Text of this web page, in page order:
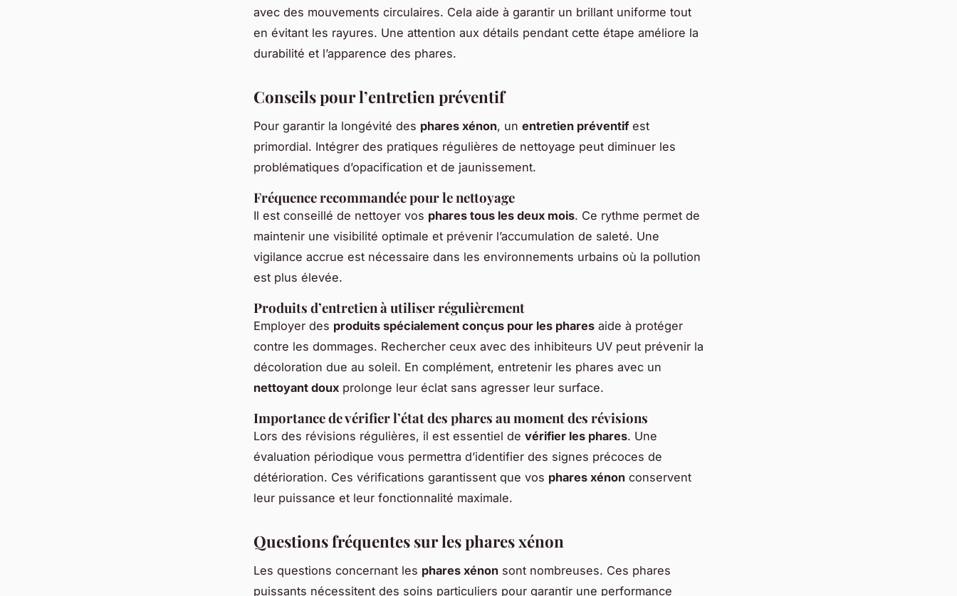
avec des mouvements circulaires. Cela aide à garantir un brillant uniforme tout
en évitant les rayures. Une attention aux détails pendant cette étape améliore la
durabilité et l’apparence des phares.
Conseils pour l’entretien préventif
Pour garantir la longévité des phares xénon, un entretien préventifest
primordial. Intégrer des pratiques régulières de nettoyage peut diminuer les
problématiques d’opacification et de jaunissement.
Fréquence recommandée pour le nettoyage
Il est conseillé de nettoyer vos phares tous les deux mois. Ce rythme permet de
maintenir une visibilité optimale et prévenir l’accumulation de saleté. Une
vigilance accrue est nécessaire dans les environnements urbains où la pollution
est plus élevée.
Produits d’entretien à utiliser régulièrement
Employer des produits spécialement conçus pour les phares aide à protéger
contre les dommages. Rechercher ceux avec des inhibiteurs UV peut prévenir la
décoloration due au soleil. En complément, entretenir les phares avec un
nettoyant doux prolonge leur éclat sans agresser leur surface.
Importance de vérifier l’état des phares au moment des révisions
Lors des révisions régulières, il est essentiel de vérifier les phares. Une
évaluation périodique vous permettra d’identifier des signes précoces de
détérioration. Ces vérifications garantissent que vos phares xénon conservent
leur puissance et leur fonctionnalité maximale.
Questions fréquentes sur les phares xénon
Les questions concernant les phares xénon sont nombreuses. Ces phares
puissants nécessitent des soins particuliers pour garantir une performance